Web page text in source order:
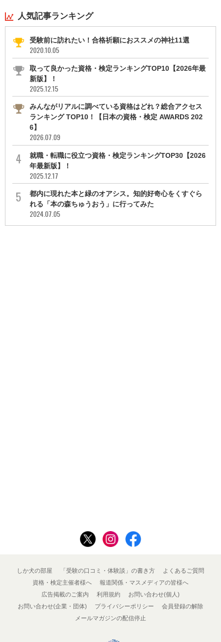
人気記事ランキング
受験前に訪れたい！合格祈願におススメの神社11選
2020.10.05
取って良かった資格・検定ランキングTOP10【2026年最
新版】！
2025.12.15
みんながリアルに調べている資格はどれ？総合アクセス
ランキング TOP10！【日本の資格・検定 AWARDS 202
6】
2026.07.09
就職・転職に役立つ資格・検定ランキングTOP30【2026
年最新版】！
2025.12.17
都内に現れた本と緑のオアシス。知的好奇心をくすぐら
れる「本の森ちゅうおう」に行ってみた
2024.07.05
しか犬の部屋 「受験の口コミ・体験談」の書き方
よくあるご質問
資格・検定主催者様へ
報道関係・マスメディアの皆様へ
広告掲載のご案内
利用規約
お問い合わせ(個人)
お問い合わせ(企業・団体)
プライバシーポリシー
会員登録の解除
メールマガジンの配信停止